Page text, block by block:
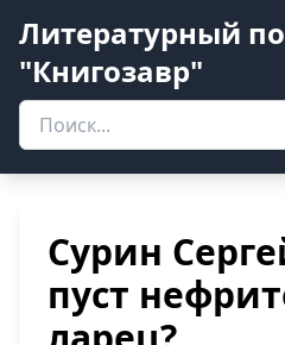
Литературный
"Книгозавр"
Сурин
пуст